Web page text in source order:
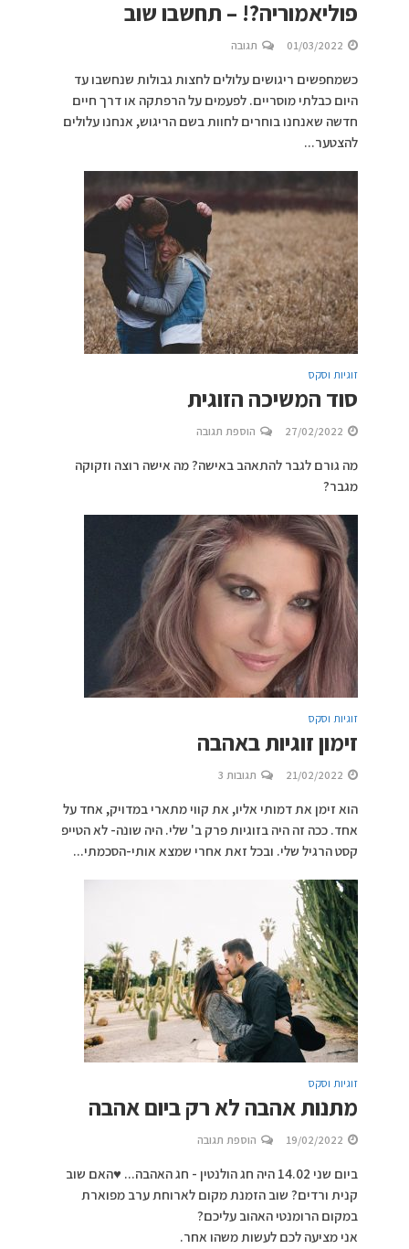
פוליאמוריה?! – תחשבו שוב
01/03/2022 תגובה
כשמחפשים ריגושים עלולים לחצות גבולות שנחשבו עד
היום כבלתי מוסריים. לפעמים על הרפתקה או דרך חיים
חדשה שאנחנו בוחרים לחוות בשם הריגוש, אנחנו עלולים
להצטער...
זוגיות וסקס
סוד המשיכה הזוגית
27/02/2022 הוספת תגובה
מה גורם לגבר להתאהב באישה? מה אישה רוצה וזקוקה
מגבר?
זוגיות וסקס
זימון זוגיות באהבה
21/02/2022 תגובות 3
הוא זימן את דמותי אליו, את קווי מתארי במדויק, אחד על
אחד. ככה זה היה בזוגיות פרק ב' שלי. היה שונה- לא הטייפ
קסט הרגיל שלי. ובכל זאת אחרי שמצא אותי-הסכמתי...
זוגיות וסקס
מתנות אהבה לא רק ביום אהבה
19/02/2022 הוספת תגובה
ביום שני 14.02 היה חג הולנטין - חג האהבה... ♥️האם שוב
קנית ורדים? שוב הזמנת מקום לארוחת ערב מפוארת
במקום הרומנטי האהוב עליכם?
אני מציעה לכם לעשות משהו אחר.